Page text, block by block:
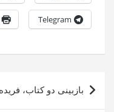
Telegram
راهبری
نوشته
بازبینی دو کتاب،